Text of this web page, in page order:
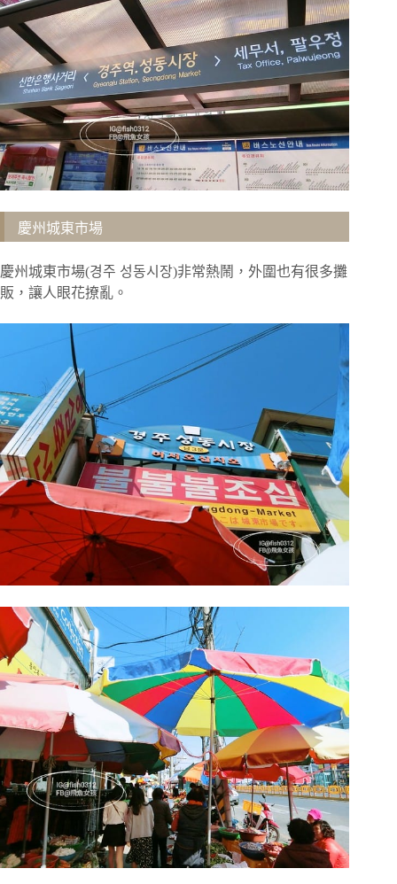
慶州城東市場
慶州城東市場(경주 성동시장)非常熱鬧，外圍也有很多攤
販，讓人眼花撩亂。